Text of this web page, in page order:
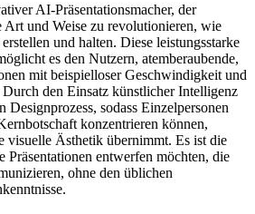
AI-Präsentationsmacher, der
und Weise zu revolutionieren, wie
und halten. Diese leistungsstarke
es den Nutzern, atemberaubende,
mit beispielloser Geschwindigkeit und
den Einsatz künstlicher Intelligenz
sodass Einzelpersonen
konzentrieren können,
visuelle Ästhetik übernimmt. Es ist die
Präsentationen entwerfen möchten, die
ohne den üblichen